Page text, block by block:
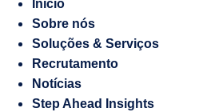
Encargos
Salesforce
Início
Sobre nós
Soluções & Serviços
Recrutamento
Notícias
Step Ahead Insights